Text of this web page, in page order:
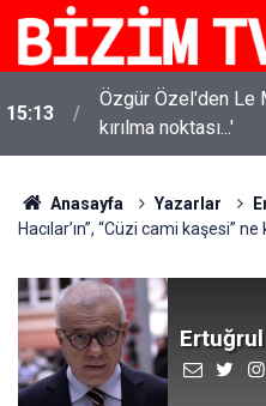
15:13
Özgür Özel'den Le
kırılma noktası...'
Anasayfa Yazarlar
Hacılar’ın”, “Cüzi cami kaşesi”